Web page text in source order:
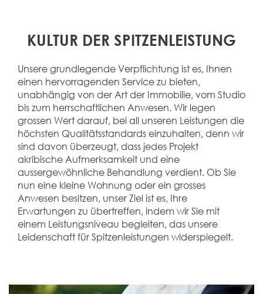
KULTUR DER SPITZENLEISTUNG
Unsere grundlegende Verpflichtung ist es, Ihnen
einen hervorragenden Service zu bieten,
unabhängig von der Art der Immobilie, vom Studio
bis zum herrschaftlichen Anwesen. Wir legen
grossen Wert darauf, bei all unseren Leistungen die
höchsten Qualitätsstandards einzuhalten, denn wir
sind davon überzeugt, dass jedes Projekt
akribische Aufmerksamkeit und eine
aussergewöhnliche Behandlung verdient. Ob Sie
nun eine kleine Wohnung oder ein grosses
Anwesen besitzen, unser Ziel ist es, Ihre
Erwartungen zu übertreffen, indem wir Sie mit
einem Leistungsniveau begleiten, das unsere
Leidenschaft für Spitzenleistungen widerspiegelt.